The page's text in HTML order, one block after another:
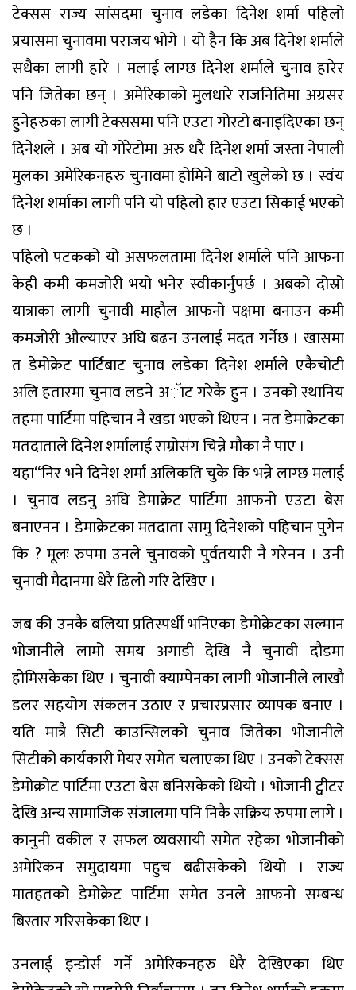
टेक्सस राज्य सांसदमा चुनाव लडेका दिनेश शर्मा पहिलो
प्रयासमा चुनावमा पराजय भोगे । यो हैन कि अब दिनेश शर्माले
सधैका लागी हारे । मलाई लाग्छ दिनेश शर्माले चुनाव हारेर
पनि जितेका छन् । अमेरिकाको मुलधारे राजनितिमा अग्रसर
हुनेहरुका लागी टेक्ससमा पनि एउटा गोरटो बनाइदिएका छन्
दिनेशले । अब यो गोरेटोमा अरु धरै दिनेश शर्मा जस्ता नेपाली
मुलका अमेरिकनहरु चुनावमा होमिने बाटो खुलेको छ । स्वंय
दिनेश शर्माका लागी पनि यो पहिलो हार एउटा सिकाई भएको
छ ।
पहिलो पटकको यो असफलतामा दिनेश शर्माले पनि आफना
केही कमी कमजोरी भयो भनेर स्वीकार्नुपर्छ । अबको दोस्रो
यात्राका लागी चुनावी माहौल आफनो पक्षमा बनाउन कमी
कमजोरी औल्याएर अघि बढन उनलाई मदत गर्नेछ । खासमा
त डेमोक्रेट पार्टिबाट चुनाव लडेका दिनेश शर्माले एकैचोटी
अलि हतारमा चुनाव लडने अॅाट गरेकै हुन । उनको स्थानिय
तहमा पार्टिमा पहिचान नै खडा भएको थिएन । नत डेमाक्रेटका
मतदाताले दिनेश शर्मालाई राम्रोसंग चिन्ने मौका नै पाए ।
यहा“निर भने दिनेश शर्मा अलिकति चुके कि भन्ने लाग्छ मलाई
। चुनाव लडनु अघि डेमाक्रेट पार्टिमा आफनो एउटा बेस
बनाएनन । डेमाक्रेटका मतदाता सामु दिनेशको पहिचान पुगेन
कि ? मूलः रुपमा उनले चुनावको पुर्वतयारी नै गरेनन । उनी
चुनावी मैदानमा धेरै ढिलो गरि देखिए ।
जब की उनकै बलिया प्रतिस्पर्धी भनिएका डेमोक्रेटका सल्मान
भोजानीले लामो समय अगाडी देखि नै चुनावी दौडमा
होमिसकेका थिए । चुनावी क्याम्पेनका लागी भोजानीले लाखौ
डलर सहयोग संकलन उठाए र प्रचारप्रसार व्यापक बनाए ।
यति मात्रै सिटी काउन्सिलको चुनाव जितेका भोजानीले
सिटीको कार्यकारी मेयर समेत चलाएका थिए । उनको टेक्सस
डेमोक्रोट पार्टिमा एउटा बेस बनिसकेको थियो । भोजानी ट्वीटर
देखि अन्य सामाजिक संजालमा पनि निकै सक्रिय रुपमा लागे ।
कानुनी वकील र सफल व्यवसायी समेत रहेका भोजानीको
अमेरिकन समुदायमा पहुच बढीसकेको थियो । राज्य
मातहतको डेमोक्रेट पार्टिमा समेत उनले आफनो सम्बन्ध
बिस्तार गरिसकेका थिए ।
उनलाई इन्डोर्स गर्ने अमेरिकनहरु धेरै देखिएका थिए